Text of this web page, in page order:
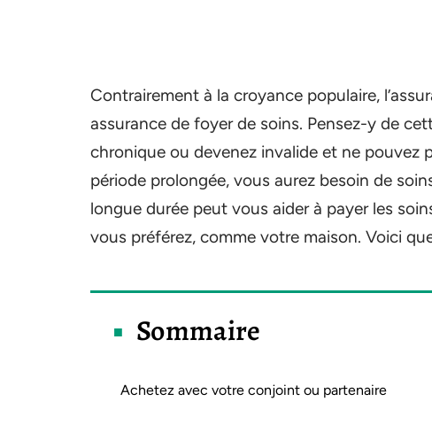
Contrairement à la croyance populaire,
assurance de foyer de soins. Pensez-y de
chronique ou devenez invalide et ne pouvez
période prolongée, vous aurez besoin de
longue durée peut vous aider à payer les
vous préférez, comme votre maison. Voici
Sommaire
Achetez avec votre conjoint ou partenaire